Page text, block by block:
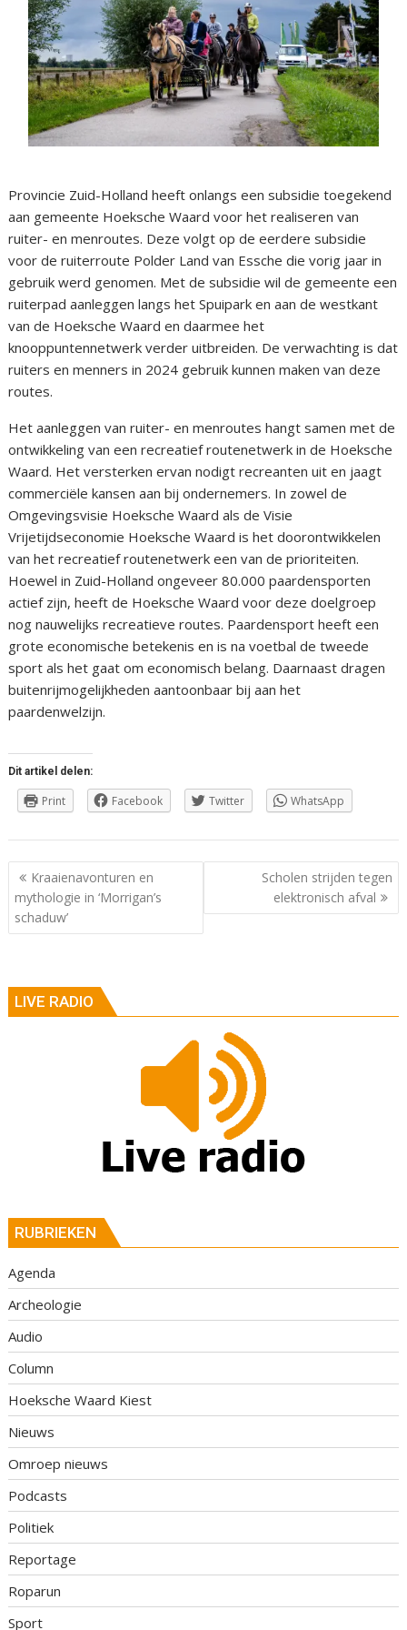
Provincie Zuid-Holland heeft onlangs een subsidie toegekend
aan gemeente Hoeksche Waard voor het realiseren van
ruiter- en menroutes. Deze volgt op de eerdere subsidie
voor de ruiterroute Polder Land van Essche die vorig jaar in
gebruik werd genomen. Met de subsidie wil de gemeente een
ruiterpad aanleggen langs het Spuipark en aan de westkant
van de Hoeksche Waard en daarmee het
knooppuntennetwerk verder uitbreiden. De verwachting is dat
ruiters en menners in 2024 gebruik kunnen maken van deze
routes.
Het aanleggen van ruiter- en menroutes hangt samen met de
ontwikkeling van een recreatief routenetwerk in de Hoeksche
Waard. Het versterken ervan nodigt recreanten uit en jaagt
commerciële kansen aan bij ondernemers. In zowel de
Omgevingsvisie Hoeksche Waard als de Visie
Vrijetijdseconomie Hoeksche Waard is het doorontwikkelen
van het recreatief routenetwerk een van de prioriteiten.
Hoewel in Zuid-Holland ongeveer 80.000 paardensporten
actief zijn, heeft de Hoeksche Waard voor deze doelgroep
nog nauwelijks recreatieve routes. Paardensport heeft een
grote economische betekenis en is na voetbal de tweede
sport als het gaat om economisch belang. Daarnaast dragen
buitenrijmogelijkheden aantoonbaar bij aan het
paardenwelzijn.
Dit artikel delen:
Print Facebook Twitter WhatsApp
Berichtnavigatie
Kraaienavonturen en
mythologie in ‘Morrigan’s
schaduw’
Scholen strijden tegen
elektronisch afval
LIVE RADIO
RUBRIEKEN
Agenda
Archeologie
Audio
Column
Hoeksche Waard Kiest
Nieuws
Omroep nieuws
Podcasts
Politiek
Reportage
Roparun
Sport